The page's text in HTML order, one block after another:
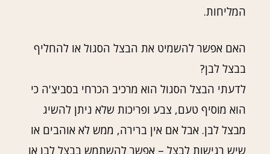
המליחות.
האם אפשר להשמיט את הבצל הסגול או להחליף
בבצל לבן?
לדעתי הבצל הסגול הוא מרכיב הכרחי בסביצ'ה כי
הוא מוסיף טעם, צבע ופריכות שלא ניתן להשיג
מבצל לבן. אבל אם אין ברירה, ממש לא אוהבים או
שיש רגישות לבצל – אפשר להשתמש בבצל לבן או